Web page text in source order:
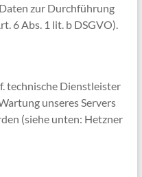
zur Durchführung
6 Abs. 1 lit. b DSGVO).
technische Dienstleister
unseres Servers
(siehe unten: Hetzner